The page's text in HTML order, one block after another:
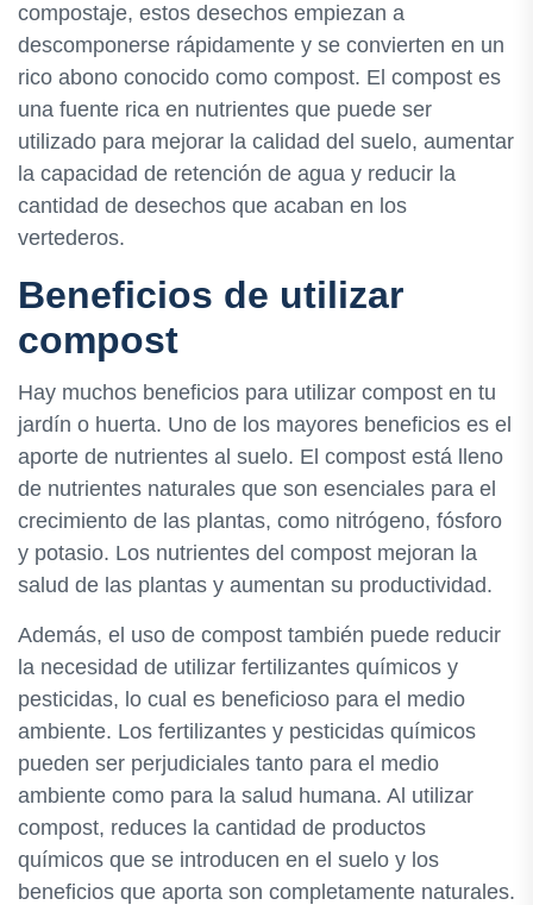
compostaje, estos desechos empiezan a
descomponerse rápidamente y se convierten en un
rico abono conocido como compost. El compost es
una fuente rica en nutrientes que puede ser
utilizado para mejorar la calidad del suelo, aumentar
la capacidad de retención de agua y reducir la
cantidad de desechos que acaban en los
vertederos.
Beneficios de utilizar
compost
Hay muchos beneficios para utilizar compost en tu
jardín o huerta. Uno de los mayores beneficios es el
aporte de nutrientes al suelo. El compost está lleno
de nutrientes naturales que son esenciales para el
crecimiento de las plantas, como nitrógeno, fósforo
y potasio. Los nutrientes del compost mejoran la
salud de las plantas y aumentan su productividad.
Además, el uso de compost también puede reducir
la necesidad de utilizar fertilizantes químicos y
pesticidas, lo cual es beneficioso para el medio
ambiente. Los fertilizantes y pesticidas químicos
pueden ser perjudiciales tanto para el medio
ambiente como para la salud humana. Al utilizar
compost, reduces la cantidad de productos
químicos que se introducen en el suelo y los
beneficios que aporta son completamente naturales.